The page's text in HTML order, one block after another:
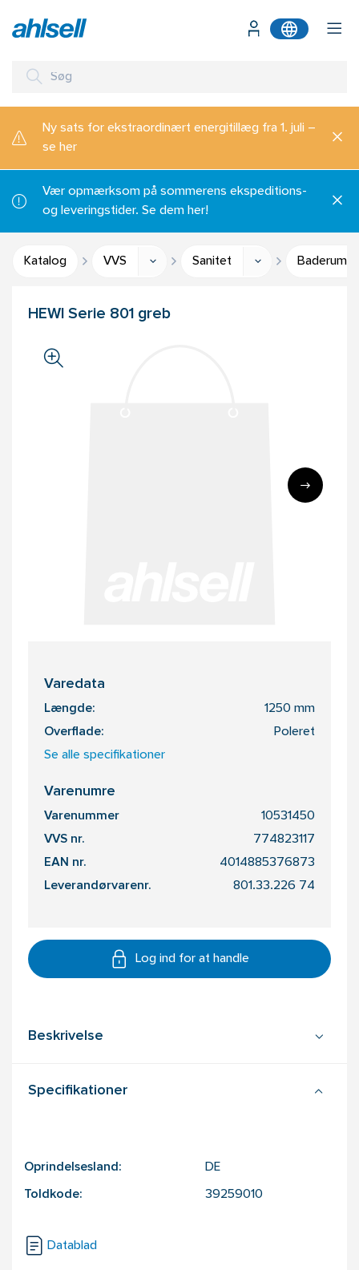
Ny sats for ekstraordinært energitillæg fra 1. juli –
se her
Vær opmærksom på sommerens ekspeditions-
og leveringstider. Se dem her!
Katalog VVS Sanitet
HEWI Serie 801 greb
Varedata
Længde: 1250 mm
Overflade: Poleret
Se alle specifikationer
Varenumre
Varenummer 10531450
VVS nr. 774823117
EAN nr. 4014885376873
Leverandørvarenr. 801.33.226 74
Log ind for at handle
Beskrivelse
Specifikationer
Oprindelsesland: DE
Toldkode: 39259010
Datablad